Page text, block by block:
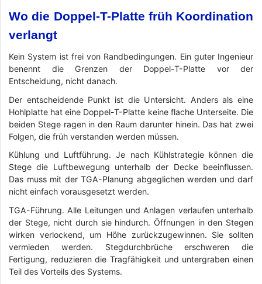
Wo die Doppel-T-Platte früh Koordination
verlangt
Kein System ist frei von Randbedingungen. Ein guter Ingenieur
benennt die Grenzen der Doppel-T-Platte vor der
Entscheidung, nicht danach.
Der entscheidende Punkt ist die Untersicht. Anders als eine
Hohlplatte hat eine Doppel-T-Platte keine flache Unterseite. Die
beiden Stege ragen in den Raum darunter hinein. Das hat zwei
Folgen, die früh verstanden werden müssen.
Kühlung und Luftführung. Je nach Kühlstrategie können die
Stege die Luftbewegung unterhalb der Decke beeinflussen.
Das muss mit der TGA-Planung abgeglichen werden und darf
nicht einfach vorausgesetzt werden.
TGA-Führung. Alle Leitungen und Anlagen verlaufen unterhalb
der Stege, nicht durch sie hindurch. Öffnungen in den Stegen
wirken verlockend, um Höhe zurückzugewinnen. Sie sollten
vermieden werden. Stegdurchbrüche erschweren die
Fertigung, reduzieren die Tragfähigkeit und untergraben einen
Teil des Vorteils des Systems.